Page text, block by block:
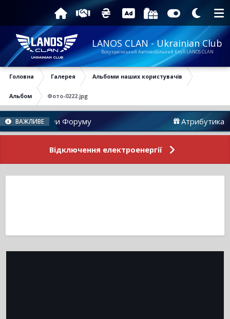
LANOS CLAN - Ukrainian Club
Всеукраїнський Автомобільний Клуб LANOS CLAN
Головна Галерея Альбоми наших користувачів
Альбом Фото-0222.jpg
ВАЖЛИВЕ
Новини Форуму Атрибутика
Відключення електроенергії